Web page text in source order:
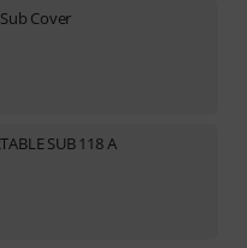
Cover
SUB 118 A